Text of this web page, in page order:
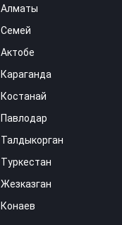
Алматы
Семей
Актобе
Караганда
Костанай
Павлодар
Талдыкорган
Туркестан
Жезказган
Конаев